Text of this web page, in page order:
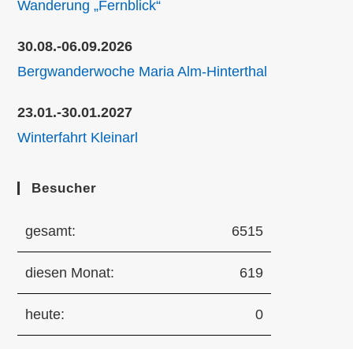
Wanderung „Fernblick“
30.08.-06.09.2026
Bergwanderwoche Maria Alm-Hinterthal
23.01.-30.01.2027
Winterfahrt Kleinarl
Besucher
gesamt: 6515
diesen Monat: 619
heute: 0